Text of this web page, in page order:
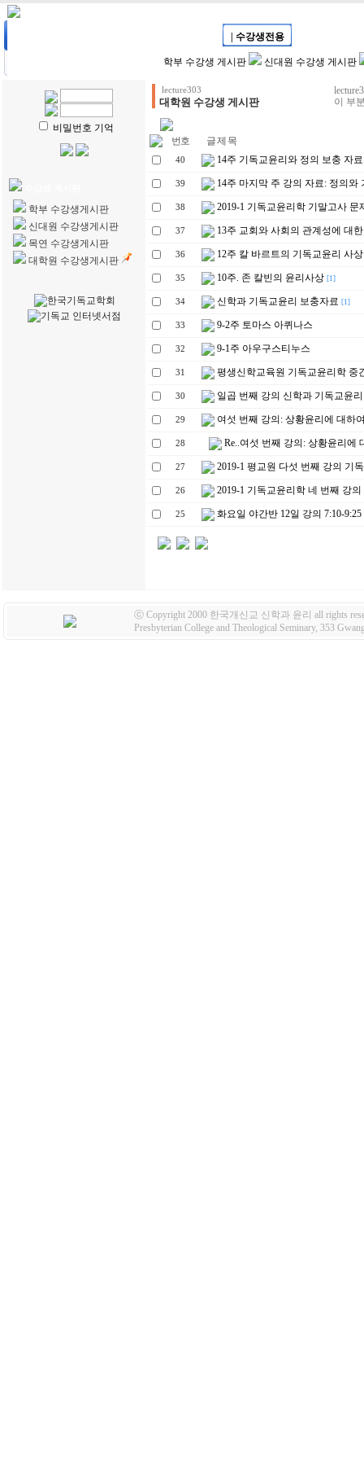
| 수강생전용
학부 수강생 게시판 신대원 수강생 게시판
비밀번호 기억
수강생 게시판
학부 수강생게시판
신대원 수강생게시판
목연 수강생게시판
대학원 수강생게시판
lecture303
대학원 수강생 게시판
이 부
번호 글 제 목
40 14주 기독교윤리와 정의 보충 자료
39 14주 마지막 주 강의 자료: 정의와
38 2019-1 기독교윤리학 기말고사 문
37 13주 교회와 사회의 관계성에 대
36 12주 칼 바르트의 기독교윤리 사상
35 10주. 존 칼빈의 윤리사상 [1]
34 신학과 기독교윤리 보충자료 [1]
33 9-2주 토마스 아퀴나스
32 9-1주 아우구스티누스
31 평생신학교육원 기독교윤리학 중
30 일곱 번째 강의 신학과 기독교윤리
29 여섯 번째 강의: 상황윤리에 대하
28 Re..여섯 번째 강의: 상황윤리에
27 2019-1 평교원 다섯 번째 강의 기
26 2019-1 기독교윤리학 네 번째 강
25 화요일 야간반 12일 강의 7:10-9:25
ⓒ Copyright 2000 한국개신교 신학과 윤리 all rights
Presbyterian College and Theological Seminary, 353